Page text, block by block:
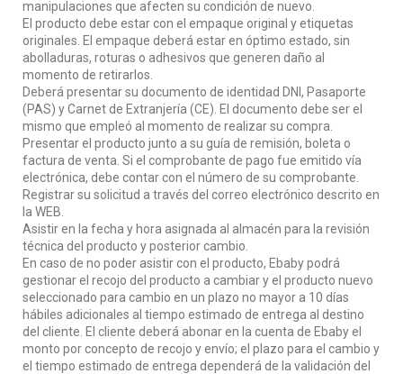
manipulaciones que afecten su condición de nuevo.
El producto debe estar con el empaque original y etiquetas
originales. El empaque deberá estar en óptimo estado, sin
abolladuras, roturas o adhesivos que generen daño al
momento de retirarlos.
Deberá presentar su documento de identidad DNI, Pasaporte
(PAS) y Carnet de Extranjería (CE). El documento debe ser el
mismo que empleó al momento de realizar su compra.
Presentar el producto junto a su guía de remisión, boleta o
factura de venta. Si el comprobante de pago fue emitido vía
electrónica, debe contar con el número de su comprobante.
Registrar su solicitud a través del correo electrónico descrito en
la WEB.
Asistir en la fecha y hora asignada al almacén para la revisión
técnica del producto y posterior cambio.
En caso de no poder asistir con el producto, Ebaby podrá
gestionar el recojo del producto a cambiar y el producto nuevo
seleccionado para cambio en un plazo no mayor a 10 días
hábiles adicionales al tiempo estimado de entrega al destino
del cliente. El cliente deberá abonar en la cuenta de Ebaby el
monto por concepto de recojo y envío; el plazo para el cambio y
el tiempo estimado de entrega dependerá de la validación del